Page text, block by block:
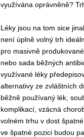
využívána oprávněně?
Léky jsou na tom sice
není úplně volný trh
pro masivně
nebo sada běžných
využívané léky
alternativy ze zvláštních
běžně používaný lék,
komplikací, vzácná
volném trhu v dost
ve špatné pozici budou